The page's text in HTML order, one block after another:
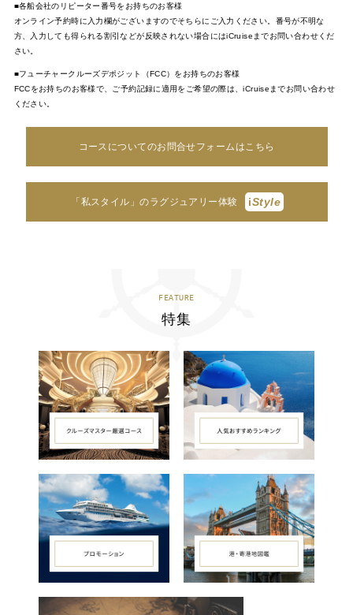
■各船会社のリピーター番号をお持ちのお客様
オンライン予約時に入力欄がございますのでそちらにご入力ください。番号が不明な
方、入力しても得られる割引などが反映されない場合にはiCruiseまでお問い合わせくだ
さい。
■フューチャークルーズデポジット（FCC）をお持ちのお客様
FCCをお持ちのお客様で、ご予約記録に適用をご希望の際は、iCruiseまでお問い合わせ
ください。
コースについてのお問合せフォームはこちら
「私スタイル」のラグジュアリー体験 iStyle
FEATURE
特集